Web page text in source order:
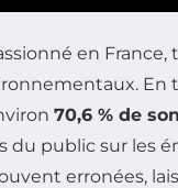
en France,
En
70,6 % de
du public sur les
erronées,